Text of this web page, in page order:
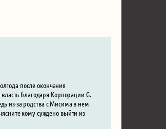
после окончания
благодаря Корпорации G.
из-за родства с Мисима в нем
кому суждено выйти из